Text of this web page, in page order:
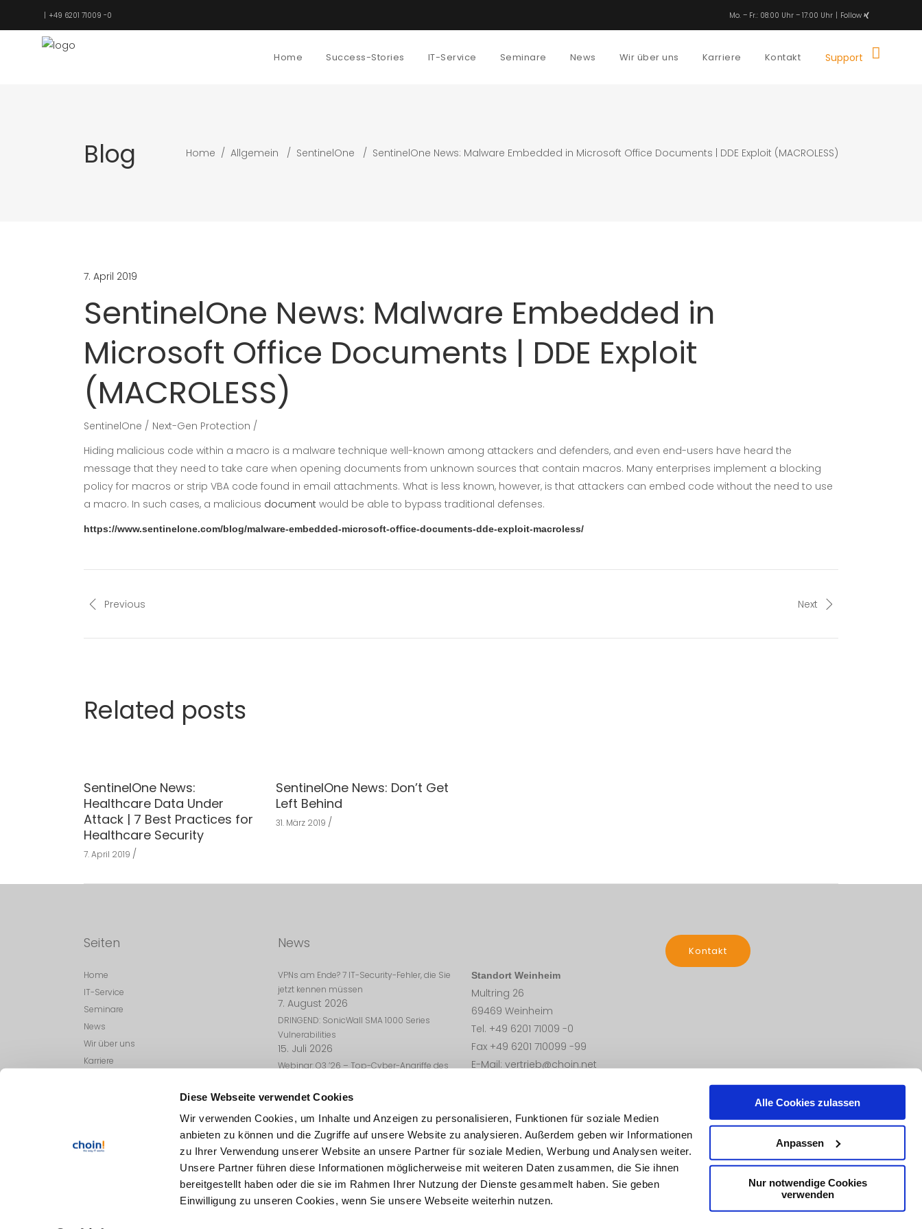
Diese Webseite verwendet Cookies
Wir verwenden Cookies, um Inhalte und Anzeigen zu personalisieren, Funktionen für soziale Medien
anbieten zu können und die Zugriffe auf unsere Website zu analysieren. Außerdem geben wir Informationen
zu Ihrer Verwendung unserer Website an unsere Partner für soziale Medien, Werbung und Analysen weiter.
Unsere Partner führen diese Informationen möglicherweise mit weiteren Daten zusammen, die Sie ihnen
bereitgestellt haben oder die sie im Rahmen Ihrer Nutzung der Dienste gesammelt haben. Sie geben
Einwilligung zu unseren Cookies, wenn Sie unsere Webseite weiterhin nutzen.
Alle Cookies zulassen
Anpassen
Nur notwendige Cookies
verwenden
+49 6201 71009 -0 Mo. – Fr.: 08:00 Uhr – 17:00 Uhr Follow
Home Success-Stories IT-Service Seminare News Wir über uns Karriere Kontakt Support
Blog Home / Allgemein / SentinelOne / SentinelOne News: Malware Embedded in Microsoft Office Documents | DDE Exploit (MACROLESS)
7. April 2019
SentinelOne News: Malware Embedded in
Microsoft Office Documents | DDE Exploit
(MACROLESS)
SentinelOne
Next-Gen Protection
Hiding malicious code within a macro is a malware technique well-known among attackers and defenders, and even end-users have heard the
message that they need to take care when opening documents from unknown sources that contain macros. Many enterprises implement a blocking
policy for macros or strip VBA code found in email attachments. What is less known, however, is that attackers can embed code without the need to use
a macro. In such cases, a malicious document would be able to bypass traditional defenses.
https://www.sentinelone.com/blog/malware-embedded-microsoft-office-documents-dde-exploit-macroless/
Previous Next
Related posts
SentinelOne News:
Healthcare Data Under
Attack | 7 Best Practices for
Healthcare Security
7. April 2019
SentinelOne News: Don’t Get
Left Behind
31. März 2019
Seiten
Home
IT-Service
Seminare
News
Wir über uns
Karriere
Schulungs-AGB
News
VPNs am Ende? 7 IT-Security-Fehler, die Sie
jetzt kennen müssen
7. August 2026
DRINGEND: SonicWall SMA 1000 Series
Vulnerabilities
15. Juli 2026
Webinar: Q3 ’26 – Top-Cyber-Angriffe des
10. Juli 2026
Sicherheitslücken betroffen
29. April 2026
DRINGEND: SonicWall SMA 1000 Series
Vulnerabilities
9. April 2026
Standort Weinheim
Multring 26
69469 Weinheim
Tel. +49 6201 71009 -0
Fax +49 6201 710099 -99
E-Mail: vertrieb@choin.net
Kontakt